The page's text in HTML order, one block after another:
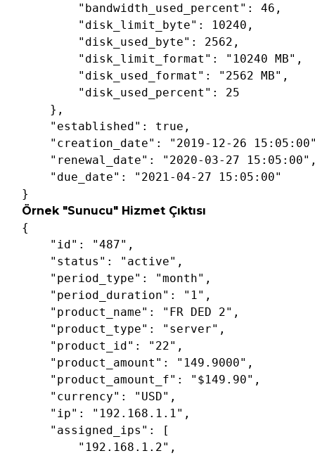
"bandwidth_used_percent" : 46 ,
"disk_limit_byte" : 10240 ,
"disk_used_byte" : 2562 ,
"disk_limit_format" : "10240 MB" ,
"disk_used_format" : "2562 MB" ,
"disk_used_percent" : 25
    },
"established" : true ,
"creation_date" : "2019-12-26
"renewal_date" : "2020-03-27 15:05:00"
"due_date" : "2021-04-27 15:05:00"
}
Örnek "Sunucu" Hizmet Çıktısı
{
"id" : "487" ,
"status" : "active" ,
"period_type" : "month" ,
"period_duration" : "1" ,
"product_name" : "FR DED 2" ,
"product_type" : "server" ,
"product_id" : "22" ,
"product_amount" : "149.9000" ,
"product_amount_f" : "$149.90" ,
"currency" : "USD" ,
"ip" : "192.168.1.1" ,
"assigned_ips" : [
"192.168.1.2" ,